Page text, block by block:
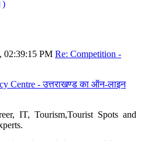
02:39:15 PM Re: Competition -
Centre - उत्तराखण्ड का ऑन-लाइन
IT, Tourism,Tourist Spots and